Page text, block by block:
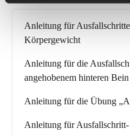
Anleitung für
Körpergewicht
Anleitung für die
angehobenem hinteren Bein
Anleitung für die Übung
Anleitung für